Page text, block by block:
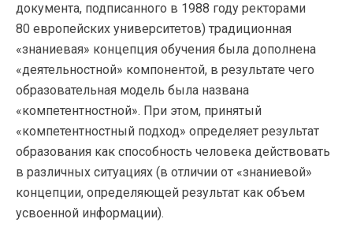
документа, подписанного в 1988 году ректорами
80 европейских университетов) традиционная
«знаниевая» концепция обучения была дополнена
«деятельностной» компонентой, в результате чего
образовательная модель была названа
«компетентностной». При этом, принятый
«компетентностный подход» определяет результат
образования как способность человека действовать
в различных ситуациях (в отличии от «знаниевой»
концепции, определяющей результат как объем
усвоенной информации).